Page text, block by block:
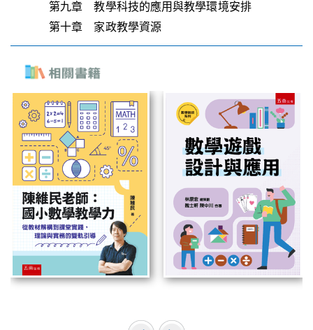
第九章 教學科技的應用與教學環境安排
第十章 家政教學資源